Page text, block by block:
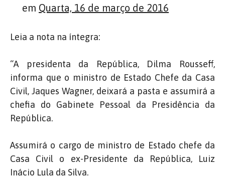
em Quarta, 16 de março de 2016
Leia a nota na íntegra:
“A presidenta da República, Dilma Rousseff,
informa que o ministro de Estado Chefe da Casa
Civil, Jaques Wagner, deixará a pasta e assumirá a
chefia do Gabinete Pessoal da Presidência da
República.
Assumirá o cargo de ministro de Estado chefe da
Casa Civil o ex-Presidente da República, Luiz
Inácio Lula da Silva.